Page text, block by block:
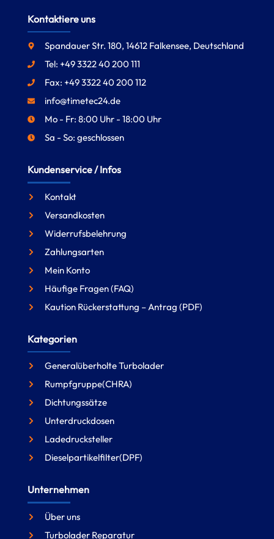
Kontaktiere uns
Spandauer Str. 180, 14612 Falkensee, Deutschland
Tel: +49 3322 40 200 111
Fax: +49 3322 40 200 112
info@timetec24.de
Mo - Fr: 8:00 Uhr - 18:00 Uhr
Sa - So: geschlossen
Kundenservice / Infos
Kontakt
Versandkosten
Widerrufsbelehrung
Zahlungsarten
Mein Konto
Häufige Fragen (FAQ)
Kaution Rückerstattung – Antrag (PDF)
Kategorien
Generalüberholte Turbolader
Rumpfgruppe(CHRA)
Dichtungssätze
Unterdruckdosen
Ladedrucksteller
Dieselpartikelfilter(DPF)
Unternehmen
Über uns
Turbolader Reparatur